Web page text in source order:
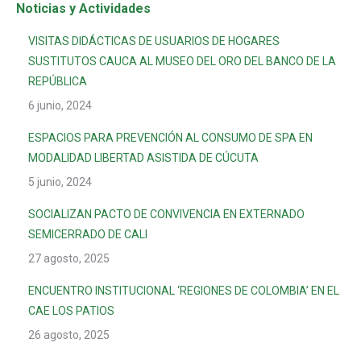
Noticias y Actividades
VISITAS DIDÁCTICAS DE USUARIOS DE HOGARES
SUSTITUTOS CAUCA AL MUSEO DEL ORO DEL BANCO DE LA
REPÚBLICA
6 junio, 2024
ESPACIOS PARA PREVENCIÓN AL CONSUMO DE SPA EN
MODALIDAD LIBERTAD ASISTIDA DE CÚCUTA
5 junio, 2024
SOCIALIZAN PACTO DE CONVIVENCIA EN EXTERNADO
SEMICERRADO DE CALI
27 agosto, 2025
ENCUENTRO INSTITUCIONAL ‘REGIONES DE COLOMBIA’ EN EL
CAE LOS PATIOS
26 agosto, 2025